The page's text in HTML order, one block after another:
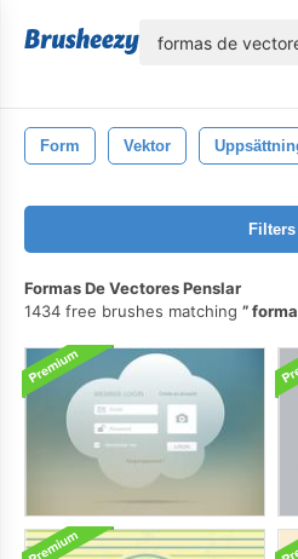
Form Vektor
Filters
Formas De Vectores Penslar
1434 free brushes matching